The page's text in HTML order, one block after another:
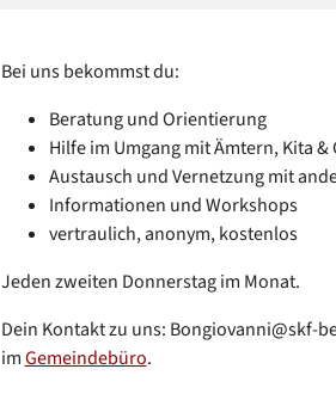
Bei uns bekommst du:
Beratung und Orientierung
Hilfe im Umgang mit Ämtern, Kita &
Austausch und Vernetzung mit
Informationen und Workshops
vertraulich, anonym, kostenlos
Jeden zweiten Donnerstag im Monat.
Dein Kontakt zu uns: Bongiovanni@skf-
imGemeindebüro.